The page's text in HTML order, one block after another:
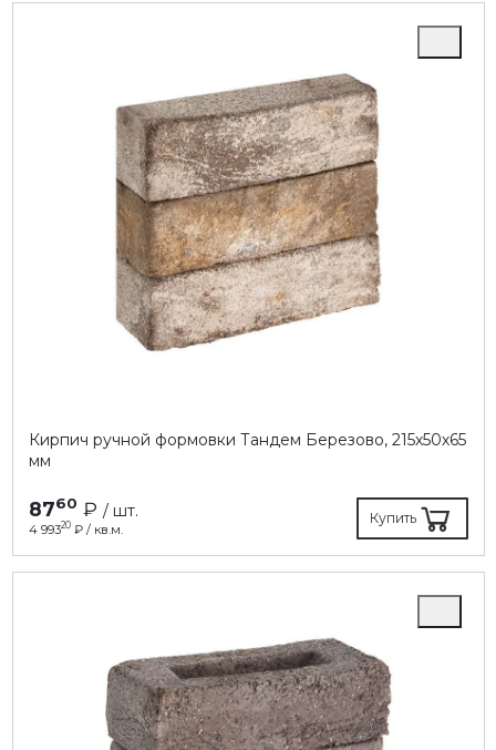
Кирпич ручной формовки Тандем Березово, 215х50х65
мм
8760 ₽ / шт.
4 99320₽ / кв.м.
Купить